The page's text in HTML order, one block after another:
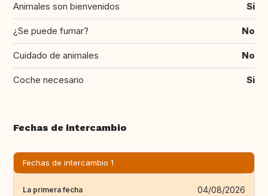
Animales son bienvenidos Si
¿Se puede fumar? No
Cuidado de animales No
Coche necesario Si
Fechas de intercambio
Fechas de intercambio 1
La primera fecha 04/08/2026